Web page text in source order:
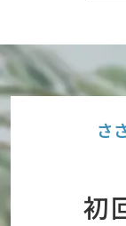
さ
初